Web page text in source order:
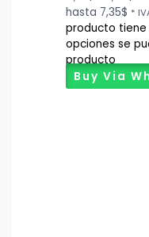
hasta 7,35$ *
producto tiene
opciones se
producto
Buy Via